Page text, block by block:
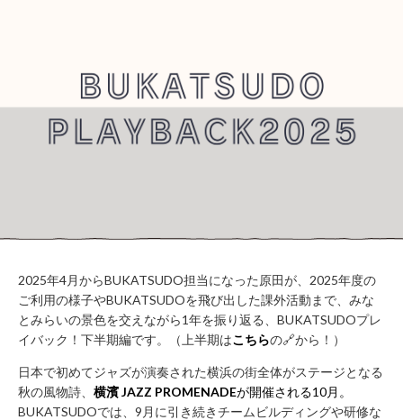
2025年4月からBUKATSUDO担当になった原田が、2025年度の
ご利用の様子やBUKATSUDOを飛び出した課外活動まで、みな
とみらいの景色を交えながら1年を振り返る、BUKATSUDOプレ
イバック！下半期編です。（上半期はこちらの🔗から！）
日本で初めてジャズが演奏された横浜の街全体がステージとなる
秋の風物詩、 横濱 JAZZ PROMENADEが開催される10月。
BUKATSUDOでは、9月に引き続きチームビルディングや研修な
RENTAL
BOOTH
る
REPORT
BUKATSUDO?